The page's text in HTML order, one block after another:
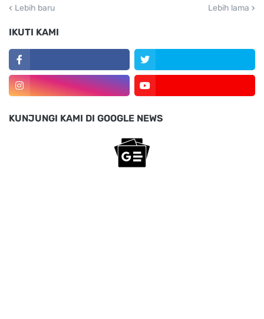
Lebih baru Lebih lama
IKUTI KAMI
KUNJUNGI KAMI DI GOOGLE NEWS